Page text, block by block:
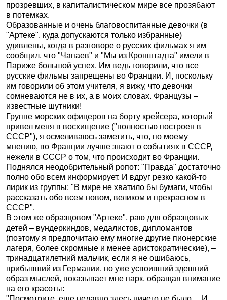
прозревших, в капиталистическом мире все прозябают
в потемках.
Образованные и очень благовоспитанные девочки (в
"Артеке", куда допускаются только избранные)
удивлены, когда в разговоре о русских фильмах я им
сообщил, что "Чапаев" и "Мы из Кронштадта" имели в
Париже большой успех. Им ведь говорили, что все
русские фильмы запрещены во Франции. И, поскольку
им говорили об этом учителя, я вижу, что девочки
сомневаются не в их, а в моих словах. Французы –
известные шутники!
Группе морских офицеров на борту крейсера, который
привел меня в восхищение ("полностью построен в
СССР"), я осмеливаюсь заметить, что, по моему
мнению, во Франции лучше знают о событиях в СССР,
нежели в СССР о том, что происходит во Франции.
Поднялся неодобрительный ропот: "Правда" достаточно
полно обо всем информирует. И вдруг резко какой-то
лирик из группы: "В мире не хватило бы бумаги, чтобы
рассказать обо всем новом, великом и прекрасном в
СССР".
В этом же образцовом "Артеке", раю для образцовых
детей – вундеркиндов, медалистов, дипломантов
(поэтому я предпочитаю ему многие другие пионерские
лагеря, более скромные и менее аристократические), –
тринадцатилетний мальчик, если я не ошибаюсь,
прибывший из Германии, но уже усвоивший здешний
образ мыслей, показывает мне парк, обращая внимание
на его красоты: